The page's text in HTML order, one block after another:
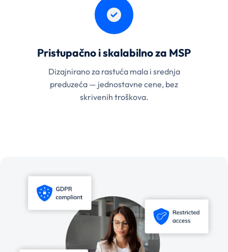
Pristupačno i skalabilno za MSP
Dizajnirano za rastuća mala i srednja
preduzeća — jednostavne cene, bez
skrivenih troškova.